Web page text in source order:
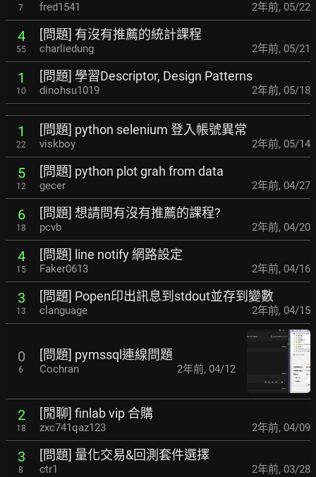
7 fred1541 2年前, 05/22
4
55
[問題] 有沒有推薦的統計課程
charliedung 2年前, 05/21
1
10
[問題] 學習Descriptor, Design Patterns
dinohsu1019 2年前, 05/18
1
22
[問題] python selenium 登入帳號異常
viskboy 2年前, 05/14
5
12
[問題] python plot grah from data
gecer 2年前, 04/27
6
18
[問題] 想請問有沒有推薦的課程?
pcvb 2年前, 04/20
4
15
[問題] line notify 網路設定
Faker0613 2年前, 04/16
3
13
[問題] Popen印出訊息到stdout並存到變數
clanguage 2年前, 04/15
0
6
[問題] pymssql連線問題
Cochran 2年前, 04/12
2
18
[閒聊] finlab vip 合購
zxc741qaz123 2年前, 04/09
3
8
[問題] 量化交易&回測套件選擇
ctr1 2年前, 03/28